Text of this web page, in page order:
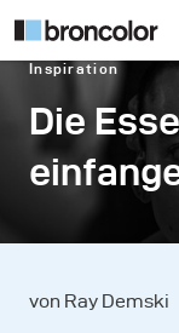
Inspiration
Die
von Ray Demski